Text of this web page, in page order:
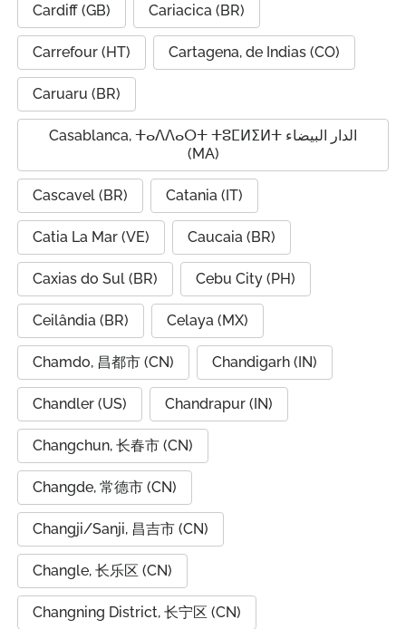
Cardiff (GB) Cariacica (BR)
Carrefour (HT) Cartagena, de Indias (CO)
Caruaru (BR)
Casablanca, ⵜⴰⴷⴷⴰⵔⵜ ⵜⵓⵎⵍⵉⵍⵜ الدار البيضاء
(MA)
Cascavel (BR) Catania (IT)
Catia La Mar (VE) Caucaia (BR)
Caxias do Sul (BR) Cebu City (PH)
Ceilândia (BR) Celaya (MX)
Chamdo, 昌都市 (CN) Chandigarh (IN)
Chandler (US) Chandrapur (IN)
Changchun, 长春市 (CN)
Changde, 常德市 (CN)
Changji/Sanji, 昌吉市 (CN)
Changle, 长乐区 (CN)
Changning District, 长宁区 (CN)